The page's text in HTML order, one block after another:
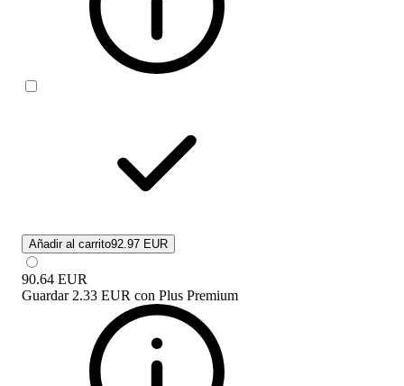
Añadir al carrito92.97 EUR
90.64 EUR
Guardar 2.33 EUR con Plus Premium